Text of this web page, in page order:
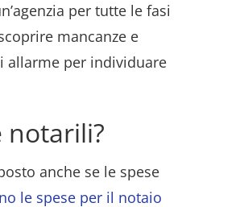
per tutte le fasi
mancanze e
allarme per individuare
notarili?
anche se le spese
le spese per il notaio